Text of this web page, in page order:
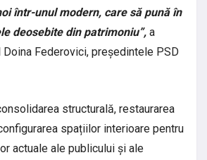
într-unul modern, care să pună în
deosebite din patrimoniu”, a
Federovici, președintele PSD
structurală, restaurarea
spațiilor interioare pentru
actuale ale publicului și ale